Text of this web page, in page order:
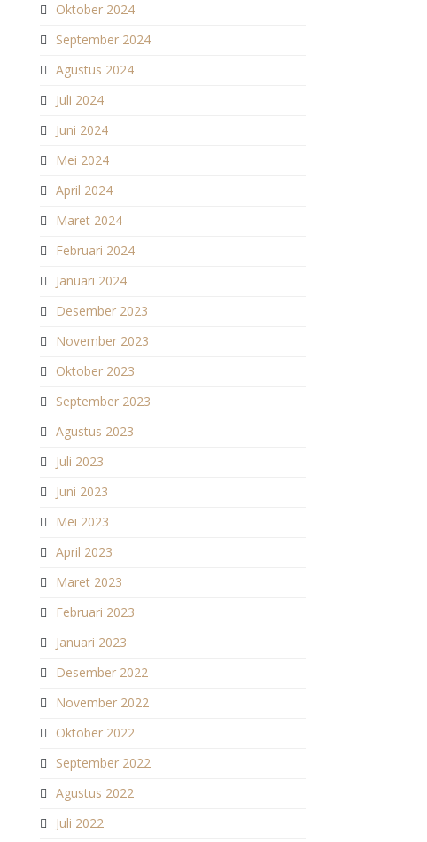
Oktober 2024
September 2024
Agustus 2024
Juli 2024
Juni 2024
Mei 2024
April 2024
Maret 2024
Februari 2024
Januari 2024
Desember 2023
November 2023
Oktober 2023
September 2023
Agustus 2023
Juli 2023
Juni 2023
Mei 2023
April 2023
Maret 2023
Februari 2023
Januari 2023
Desember 2022
November 2022
Oktober 2022
September 2022
Agustus 2022
Juli 2022